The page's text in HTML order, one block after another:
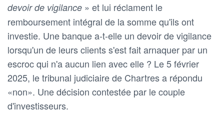
devoir de vigilance » et lui réclament le
remboursement intégral de la somme qu'ils ont
investie. Une banque a-t-elle un devoir de vigilance
lorsqu'un de leurs clients s'est fait arnaquer par un
escroc qui n'a aucun lien avec elle ? Le 5 février
2025, le tribunal judiciaire de Chartres a répondu
«non». Une décision contestée par le couple
d'investisseurs.